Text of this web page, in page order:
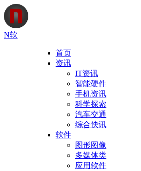
N软
首页
资讯
IT资讯
智能硬件
手机资讯
科学探索
汽车交通
综合快讯
软件
图形图像
多媒体类
应用软件